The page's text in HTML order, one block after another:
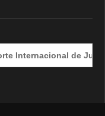
de Justicia – (Día